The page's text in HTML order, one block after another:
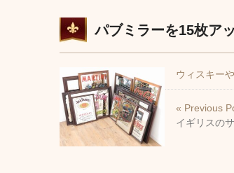
パブミラーを15枚ア
ウィスキー
« Previous
イギリスの